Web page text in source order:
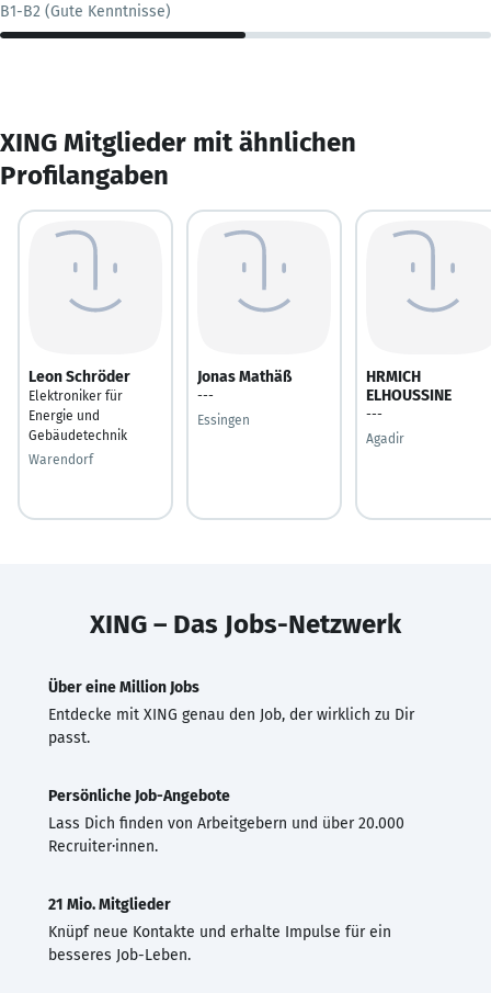
B1-B2 (Gute Kenntnisse)
XING Mitglieder mit ähnlichen
Profilangaben
Leon Schröder
Elektroniker für
Energie und
Gebäudetechnik
Warendorf
Jonas Mathäß
---
Essingen
HRMICH
ELHOUSSINE
---
Agadir
XING – Das Jobs-Netzwerk
Über eine Million Jobs
Entdecke mit XING genau den Job, der wirklich zu Dir
passt.
Persönliche Job-Angebote
Lass Dich finden von Arbeitgebern und über 20.000
Recruiter·innen.
21 Mio. Mitglieder
Knüpf neue Kontakte und erhalte Impulse für ein
besseres Job-Leben.